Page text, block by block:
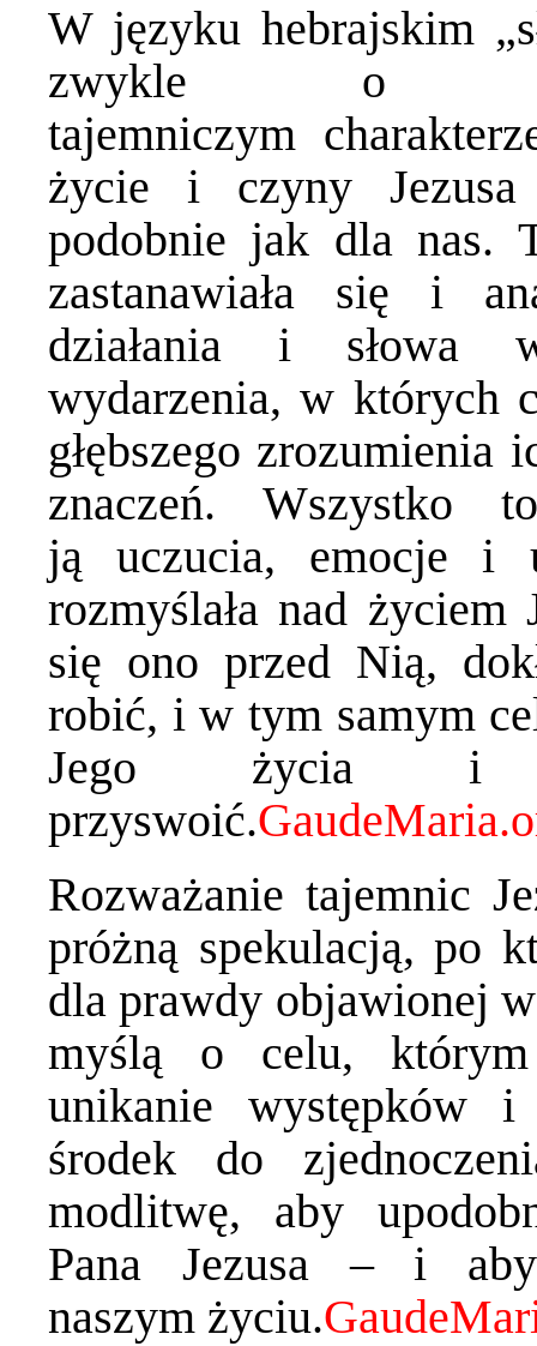
W języku hebrajskim
zwykle o
tajemniczym
życie i czyny
podobnie jak dla nas.
zastanawiała się i
działania i słowa
wydarzenia, w których
głębszego zrozumienia
znaczeń. Wszystko
ją uczucia, emocje i
rozmyślała nad
się ono przed Nią,
robić, i w tym samym
Jego życia i
przyswoić.
Rozważanie tajemnic
próżną spekulacją, po
dla prawdy objawionej
myślą o celu,
unikanie występków
środek do
modlitwę, aby
Pana Jezusa – i
naszym życiu.